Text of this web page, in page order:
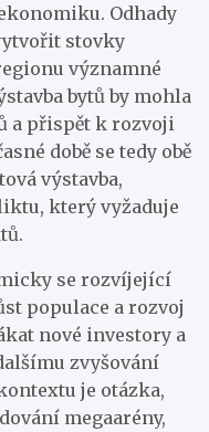
Odhady
stovky
významné
bytů by mohla
a přispět k rozvoji
době se tedy obě
výstavba,
který vyžaduje
se rozvíjející
populace a rozvoj
nové investory a
zvyšování
je otázka,
megaarény,